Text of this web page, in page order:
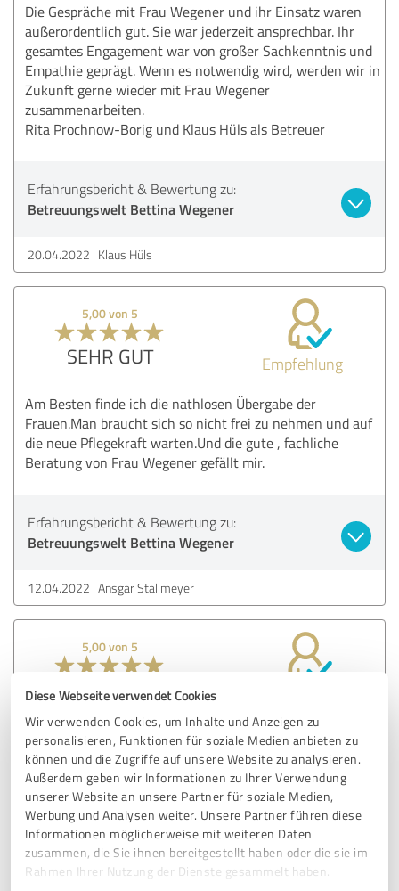
Diese Webseite verwendet Cookies
Wir verwenden Cookies, um Inhalte und Anzeigen zu
personalisieren, Funktionen für soziale Medien anbieten zu
können und die Zugriffe auf unsere Website zu analysieren.
Außerdem geben wir Informationen zu Ihrer Verwendung
unserer Website an unsere Partner für soziale Medien,
Werbung und Analysen weiter. Unsere Partner führen diese
Informationen möglicherweise mit weiteren Daten
zusammen, die Sie ihnen bereitgestellt haben oder die sie im
Rahmen Ihrer Nutzung der Dienste gesammelt haben.
Die Gespräche mit Frau Wegener und ihr Einsatz waren
außerordentlich gut. Sie war jederzeit ansprechbar. Ihr
gesamtes Engagement war von großer Sachkenntnis und
Empathie geprägt. Wenn es notwendig wird, werden wir in
Zukunft gerne wieder mit Frau Wegener
zusammenarbeiten.
Rita Prochnow-Borig und Klaus Hüls als Betreuer
Erfahrungsbericht & Bewertung zu:
Betreuungswelt Bettina Wegener
20.04.2022 Klaus Hüls
5,00 von 5
SEHR GUT Empfehlung
Am Besten finde ich die nathlosen Übergabe der
Frauen.Man braucht sich so nicht frei zu nehmen und auf
die neue Pflegekraft warten.Und die gute , fachliche
Beratung von Frau Wegener gefällt mir.
Erfahrungsbericht & Bewertung zu:
Betreuungswelt Bettina Wegener
12.04.2022 Ansgar Stallmeyer
5,00 von 5
SEHR GUT
Hab nur gute Erfahrungen gemacht. Frau Wegener ist sehr
bemüht.
Erfahrungsbericht & Bewertung zu:
Betreuungswelt Bettina Wegener
07.04.2022 Anonym